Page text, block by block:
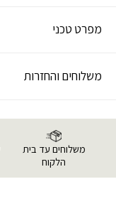
מפרט טכני
משלוחים והחזרות
משלוחים עד בית
הלקוח